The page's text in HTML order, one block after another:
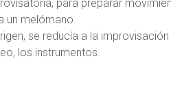
para preparar
un melómano.
se reducía a la
los instrumentos.